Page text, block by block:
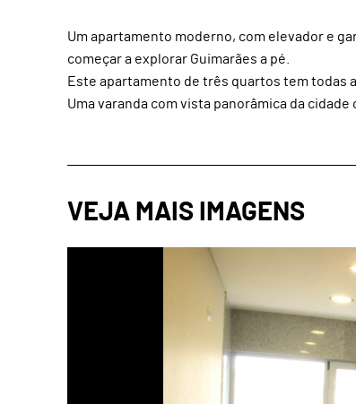
Um apartamento moderno, com elevador e
começar a explorar Guimarães a pé.
Este apartamento de três quartos tem todas
Uma varanda com vista panorâmica da